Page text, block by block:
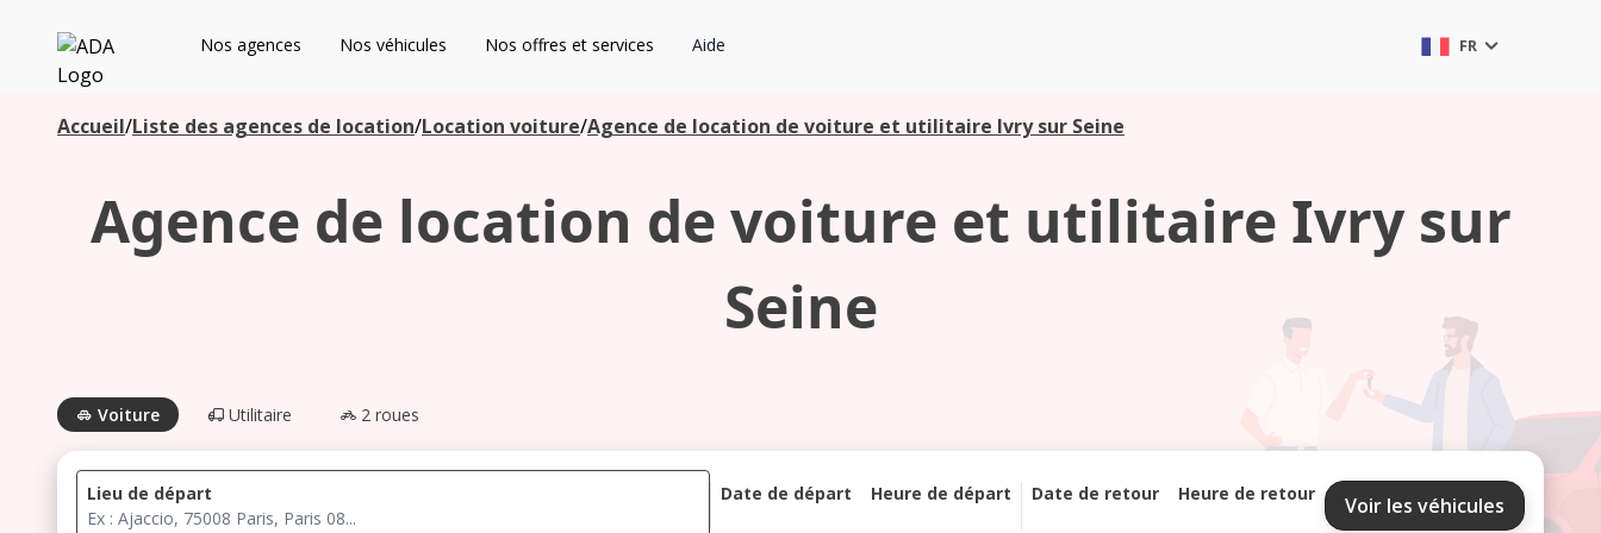
ADA Nos agences Nos véhicules Nos offres et services Aide FR
Accueil/Liste des agences de location/Location voiture/Agence de location de voiture et utilitaire Ivry sur Seine
Agence de location de voiture et utilitaire Ivry sur
Seine
Voiture Utilitaire 2 roues
Lieu de départ Date de départ Heure de départ Date de retour Heure de retour Voir les véhicules
Les agences à proximité
Commencez votre recherche pour voir les agences à
proximité